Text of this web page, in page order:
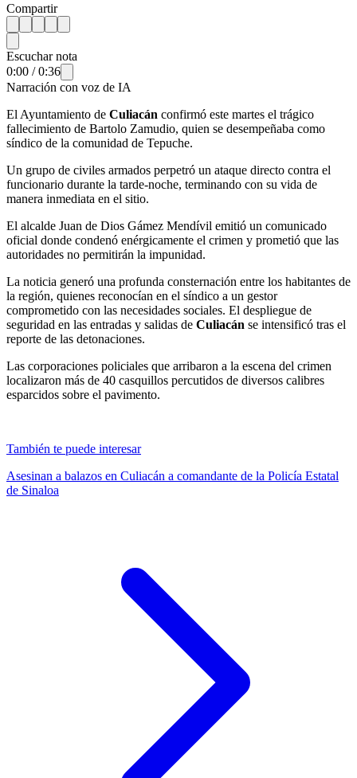
Compartir
Escuchar nota
0:00 /0:36
Narración con voz de IA
El Ayuntamiento de Culiacán confirmó este martes el trágico
fallecimiento de Bartolo Zamudio, quien se desempeñaba como
síndico de la comunidad de Tepuche.
Un grupo de civiles armados perpetró un ataque directo contra el
funcionario durante la tarde-noche, terminando con su vida de
manera inmediata en el sitio.
El alcalde Juan de Dios Gámez Mendívil emitió un comunicado
oficial donde condenó enérgicamente el crimen y prometió que las
autoridades no permitirán la impunidad.
La noticia generó una profunda consternación entre los habitantes de
la región, quienes reconocían en el síndico a un gestor
comprometido con las necesidades sociales. El despliegue de
seguridad en las entradas y salidas de Culiacán se intensificó tras el
reporte de las detonaciones.
Las corporaciones policiales que arribaron a la escena del crimen
localizaron más de 40 casquillos percutidos de diversos calibres
esparcidos sobre el pavimento.
También te puede interesar
Asesinan a balazos en Culiacán a comandante de la Policía Estatal
de Sinaloa